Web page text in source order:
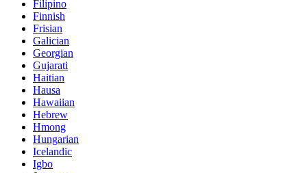
Filipino
Finnish
Frisian
Galician
Georgian
Gujarati
Haitian
Hausa
Hawaiian
Hebrew
Hmong
Hungarian
Icelandic
Igbo